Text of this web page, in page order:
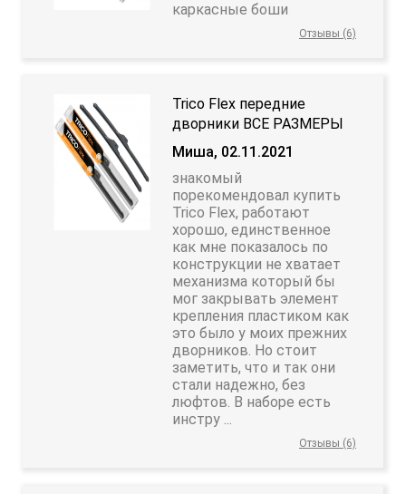
каркасные боши
Отзывы (6)
Trico Flex передние
дворники ВСЕ РАЗМЕРЫ
Миша, 02.11.2021
знакомый
порекомендовал купить
Trico Flex, работают
хорошо, единственное
как мне показалось по
конструкции не хватает
механизма который бы
мог закрывать элемент
крепления пластиком как
это было у моих прежних
дворников. Но стоит
заметить, что и так они
стали надежно, без
люфтов. В наборе есть
инстру ...
Отзывы (6)